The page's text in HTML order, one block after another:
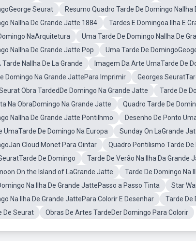
Seurat
Resumo Quadro Tarde De Domingo NaIlha
NaIlha De Grande Jatte 1884
Tardes E Domingoa Ilha E
NaArquitetura
Uma Tarde De Domingo NaIlha De
NaIlha De Grande Jatte Pop
Uma Tarde De
NaIlha De La Grande
Imagem Da Arte UmaTarde De
Domingo Na Grande JattePara Imprimir
Georges
Obra TardedDe Domingo Na Grande Jatte
Tarde De
Na ObraDomingo Na Grande Jatte
Quadro Tarde De
NaIlha De Grande Jatte Pontilhmo
Desenho De Ponto
UmaTarde De Domingo Na Europa
Sunday On LaGrande
Cloud Monet Para Ointar
Quadro Pontilismo Tarde
De Domingo
Tarde De Verão Na Ilha Da Grande
On the Island of LaGrande Jatte
Tarde De Domingo Na
Na Ilha De Grande JattePasso a Passo Tinta
Star
Na Ilha De Grande JattePara Colorir E Desenhar
Tarde De
De Seurat
Obras De Artes TardeDer Domingo Para Colorir